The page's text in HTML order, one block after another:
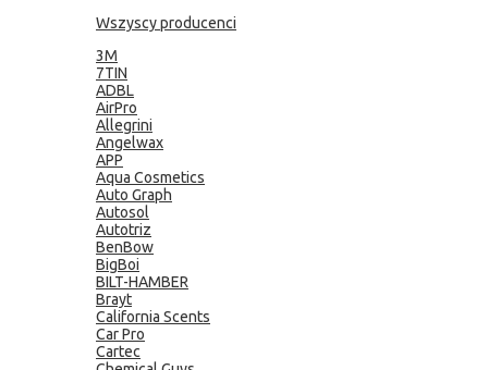
Wszyscy producenci
3M
7TIN
ADBL
AirPro
Allegrini
Angelwax
APP
Aqua Cosmetics
Auto Graph
Autosol
Autotriz
BenBow
BigBoi
BILT-HAMBER
Brayt
California Scents
Car Pro
Cartec